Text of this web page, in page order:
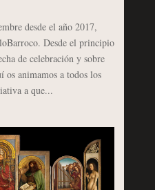
desde el año 2017,
Desde el principio
de celebración y sobre
os animamos a todos los
a que...